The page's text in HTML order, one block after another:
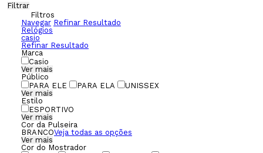
Filtrar
Filtros
Navegar Refinar Resultado
Relógios
casio
Refinar Resultado
Marca
Casio
Ver mais
Público
PARA ELE
PARA ELA
UNISSEX
Ver mais
Estilo
ESPORTIVO
Ver mais
Cor da Pulseira
BRANCOVeja todas as opções
Ver mais
Cor do Mostrador